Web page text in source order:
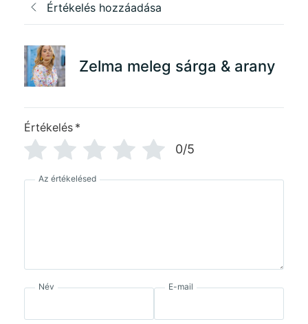
Értékelés hozzáadása
Zelma meleg sárga & arany
Értékelés *
0/5
Az értékelésed
Név E-mail